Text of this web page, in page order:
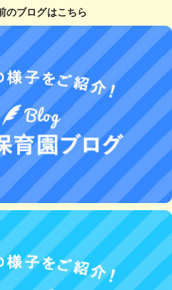
のブログはこちら